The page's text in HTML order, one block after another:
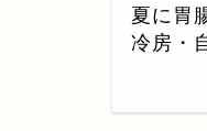
夏に胃
冷房・